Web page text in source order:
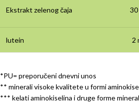
Ekstrakt zelenog čaja 30
lutein 2
*PU= preporučeni dnevni unos
** minerali visoke kvalitete u formi
*** kelati aminokiselina i druge forme